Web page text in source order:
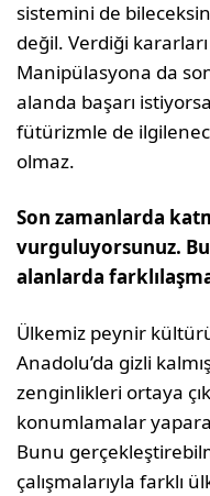
sistemini de
değil. Verdiği
Manipülasyona da
alanda başarı
fütürizmle de
olmaz.
Son zamanlarda
vurguluyorsunuz.
alanlarda
Ülkemiz peynir
Anadolu’da gizli
zenginlikleri ortaya
konumlamalar
Bunu
çalışmalarıyla farklı